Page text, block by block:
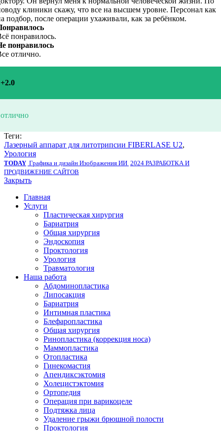
клиники скажу, что все на высшем уровне. Персонал как
подбор, после операции ухаживали, как за ребёнком.
понравилось.
понравилось
отлично.
+2.0
отлично
Теги:
Лазерный аппарат для литотрипсии FIBERLASE U2,
Урология
TODAY Графика и дизайн Изображения ИИ 2024 РАЗРАБОТКА И
ПРОДВИЖЕНИЕ САЙТОВ
Закрыть
Главная
Услуги
Пластическая хирургия
Бариатрия
Общая хирургия
Эндоскопия
Проктология
Урология
Травматология
Наша работа
Абдоминопластика
Липосакция
Бариатрия
Интимная пластика
Блефаропластика
Общая хирургия
Ринопластика (коррекция носа)
Маммопластика
Отопластика
Гинекомастия
Апендиксэктомия
Холецистэктомия
Ортопедия
Операция при варикоцеле
Подтяжка лица
Удаление грыжи брюшной полости
Проктология